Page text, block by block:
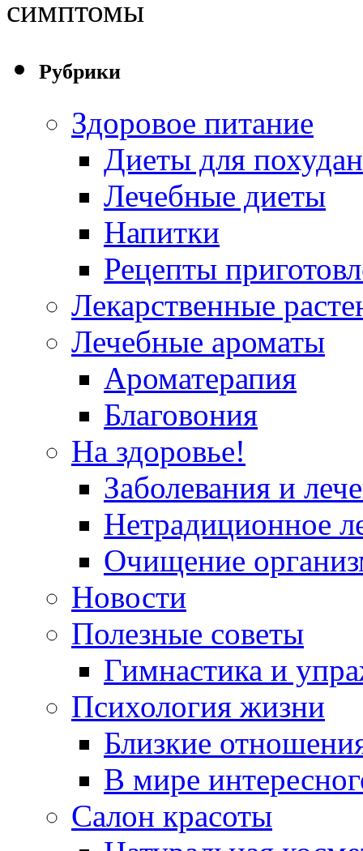
симптомы
Рубрики
Здоровое питание
Диеты для
Лечебные диеты
Напитки
Рецепты
Лекарственные
Лечебные ароматы
Ароматерапия
Благовония
На здоровье!
Заболевания и
Нетрадиционное
Очищение
Новости
Полезные советы
Гимнастика и
Психология жизни
Близкие
В мире
Салон красоты